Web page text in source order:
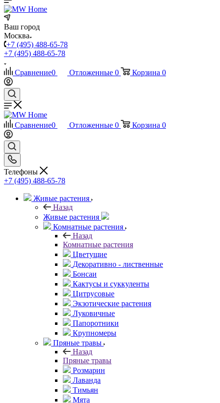
Ваш город
Москва
+7 (495) 488-65-78
+7 (495) 488-65-78
Сравнение0 Отложенные 0 Корзина 0
Сравнение0 Отложенные 0 Корзина 0
Телефоны
+7 (495) 488-65-78
Живые растения
Назад
Живые растения
Комнатные растения
Назад
Комнатные растения
Цветущие
Декоративно - лиственные
Бонсаи
Кактусы и суккуленты
Цитрусовые
Экзотические растения
Луковичные
Папоротники
Крупномеры
Пряные травы
Назад
Пряные травы
Розмарин
Лаванда
Тимьян
Мята